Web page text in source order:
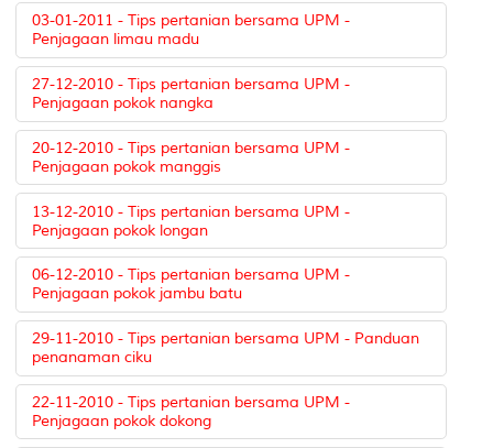
03-01-2011 - Tips pertanian bersama UPM -
Penjagaan limau madu
27-12-2010 - Tips pertanian bersama UPM -
Penjagaan pokok nangka
20-12-2010 - Tips pertanian bersama UPM -
Penjagaan pokok manggis
13-12-2010 - Tips pertanian bersama UPM -
Penjagaan pokok longan
06-12-2010 - Tips pertanian bersama UPM -
Penjagaan pokok jambu batu
29-11-2010 - Tips pertanian bersama UPM - Panduan
penanaman ciku
22-11-2010 - Tips pertanian bersama UPM -
Penjagaan pokok dokong